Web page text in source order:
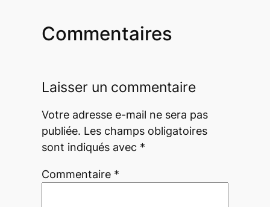
Commentaires
Laisser un commentaire
Votre adresse e-mail ne sera pas
publiée. Les champs obligatoires
sont indiqués avec *
Commentaire *